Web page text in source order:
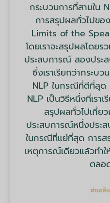
กระบวนการที่สามใน
การสรุปผลทั่วไปขอ
Limits of the
โดยเราจะสรุปผลโดย
ประสบการณ์ สองประ
ซึ่งเราเรียกว่ากระบ
NLP ในกรณีที่ดีที่สุด
NLP เป็นวิธีหนึ่งที่เราเ
สรุปผลทั่วไปเกี่ย
ประสบการณ์หนึ่งประ
ในกรณีที่แย่ที่สุด การส
เหตุการณ์เดียวแล้วทำ
ตลอ
อ่านเพิ่